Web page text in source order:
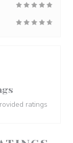
ratings